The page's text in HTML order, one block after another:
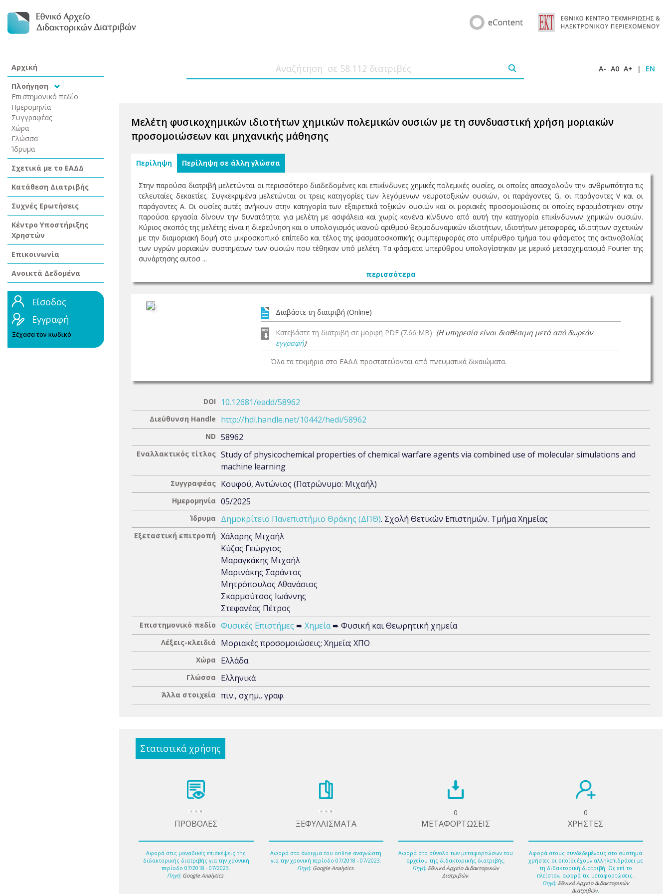
Αρχική
Πλοήγηση
Επιστημονικό πεδίο
Ημερομηνία
Συγγραφέας
Χώρα
Γλώσσα
Ίδρυμα
Σχετικά με το ΕΑΔΔ
Κατάθεση Διατριβής
Συχνές Ερωτήσεις
Κέντρο Υποστήριξης
Χρηστών
Επικοινωνία
Ανοικτά Δεδομένα
Είσοδος
Εγγραφή
Ξέχασα τον κωδικό
A- A0 A+ | EN
Μελέτη φυσικοχημικών ιδιοτήτων χημικών πολεμικών ουσιών με τη συνδυαστική χρήση μοριακών
προσομοιώσεων και μηχανικής μάθησης
Περίληψη Περίληψη σε άλλη γλώσσα
Στην παρούσα διατριβή μελετώνται οι περισσότερο διαδεδομένες και επικίνδυνες χημικές πολεμικές ουσίες, οι οποίες απασχολούν την ανθρωπότητα τις
τελευταίες δεκαετίες. Συγκεκριμένα μελετώνται οι τρεις κατηγορίες των λεγόμενων νευροτοξικών ουσιών, οι παράγοντες G, οι παράγοντες V και οι
παράγοντες Α. Οι ουσίες αυτές ανήκουν στην κατηγορία των εξαιρετικά τοξικών ουσιών και οι μοριακές προσομοιώσεις οι οποίες εφαρμόστηκαν στην
παρούσα εργασία δίνουν την δυνατότητα για μελέτη με ασφάλεια και χωρίς κανένα κίνδυνο από αυτή την κατηγορία επικίνδυνων χημικών ουσιών.
Κύριος σκοπός της μελέτης είναι η διερεύνηση και ο υπολογισμός ικανού αριθμού θερμοδυναμικών ιδιοτήτων, ιδιοτήτων μεταφοράς, ιδιοτήτων σχετικών
με την διαμοριακή δομή στο μικροσκοπικό επίπεδο και τέλος της φασματοσκοπικής συμπεριφοράς στο υπέρυθρο τμήμα του φάσματος της ακτινοβολίας
των υγρών μοριακών συστημάτων των ουσιών που τέθηκαν υπό μελέτη. Τα φάσματα υπερύθρου υπολογίστηκαν με μερικό μετασχηματισμό Fourier της
συνάρτησης αυτοσ ...
περισσότερα
Διαβάστε τη διατριβή (Online)
Κατεβάστε τη διατριβή σε μορφή PDF (7.66 MB) (Η υπηρεσία είναι διαθέσιμη μετά από δωρεάν
εγγραφή)
Όλα τα τεκμήρια στο ΕΑΔΔ προστατεύονται από πνευματικά δικαιώματα.
DOI 10.12681/eadd/58962
Διεύθυνση Handle http://hdl.handle.net/10442/hedi/58962
ND 58962
Εναλλακτικός τίτλος Study of physicochemical properties of chemical warfare agents via combined use of molecular simulations and
machine learning
Συγγραφέας Κουφού, Αντώνιος (Πατρώνυμο: Μιχαήλ)
Ημερομηνία 05/2025
Ίδρυμα Δημοκρίτειο Πανεπιστήμιο Θράκης (ΔΠΘ). Σχολή Θετικών Επιστημών. Τμήμα Χημείας
Εξεταστική επιτροπή Χάλαρης Μιχαήλ
Κύζας Γεώργιος
Μαραγκάκης Μιχαήλ
Μαρινάκης Σαράντος
Μητρόπουλος Αθανάσιος
Σκαρμούτσος Ιωάννης
Στεφανέας Πέτρος
Επιστημονικό πεδίο Φυσικές Επιστήμες ➨ Χημεία➨ Φυσική και Θεωρητική χημεία
Λέξεις-κλειδιά Μοριακές προσομοιώσεις; Χημεία; ΧΠΟ
Χώρα Ελλάδα
Γλώσσα Ελληνικά
Άλλα στοιχεία πιν., σχημ., γραφ.
Στατιστικά χρήσης
ΠΡΟΒΟΛΕΣ
Αφορά στις μοναδικές επισκέψεις της
διδακτορικής διατριβής για την χρονική
περίοδο 07/2018 - 07/2023.
Πηγή: Google Analytics.
ΞΕΦΥΛΛΙΣΜΑΤΑ
Αφορά στο άνοιγμα του online αναγνώστη
για την χρονική περίοδο 07/2018 - 07/2023.
Πηγή: Google Analytics.
0
ΜΕΤΑΦΟΡΤΩΣΕΙΣ
Αφορά στο σύνολο των μεταφορτώσων του
αρχείου της διδακτορικής διατριβής.
Πηγή: Εθνικό Αρχείο Διδακτορικών
Διατριβών.
0
ΧΡΗΣΤΕΣ
Αφορά στους συνδεδεμένους στο σύστημα
χρήστες οι οποίοι έχουν αλληλεπιδράσει με
τη διδακτορική διατριβή. Ως επί το
πλείστον, αφορά τις μεταφορτώσεις.
Πηγή: Εθνικό Αρχείο Διδακτορικών
Διατριβών.